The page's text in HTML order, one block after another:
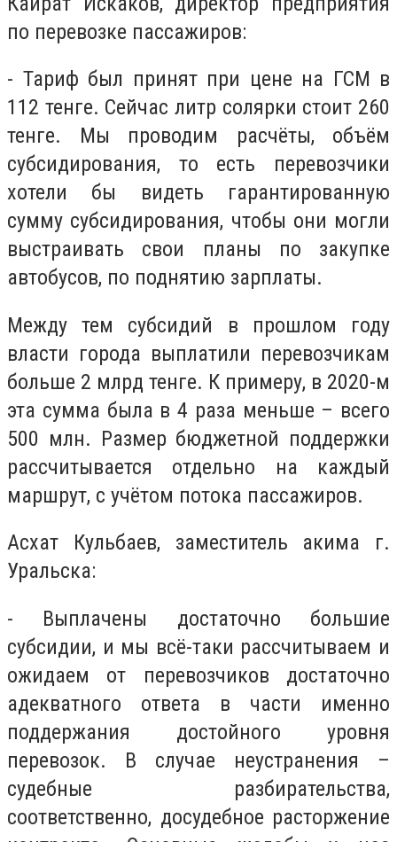
по перевозке пассажиров:
- Тариф был принят при цене на ГСМ в
112 тенге. Сейчас литр солярки стоит 260
тенге. Мы проводим расчёты, объём
субсидирования, то есть перевозчики
хотели бы видеть гарантированную
сумму субсидирования, чтобы они могли
выстраивать свои планы по закупке
автобусов, по поднятию зарплаты.
Между тем субсидий в прошлом году
власти города выплатили перевозчикам
больше 2 млрд тенге. К примеру, в 2020-м
эта сумма была в 4 раза меньше – всего
500 млн. Размер бюджетной поддержки
рассчитывается отдельно на каждый
маршрут, с учётом потока пассажиров.
Асхат Кульбаев, заместитель акима г.
Уральска:
- Выплачены достаточно большие
субсидии, и мы всё-таки рассчитываем и
ожидаем от перевозчиков достаточно
адекватного ответа в части именно
поддержания достойного уровня
перевозок. В случае неустранения –
судебные разбирательства,
соответственно, досудебное расторжение